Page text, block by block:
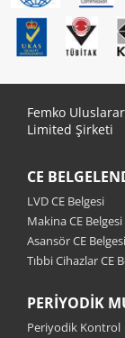
Femko
Limited Şirketi
CE
LVD CE Belgesi
Makina CE Belgesi
Asansör CE Belgesi
Tıbbi Cihazlar CE
PERIYODIK
Periyodik Kontrol